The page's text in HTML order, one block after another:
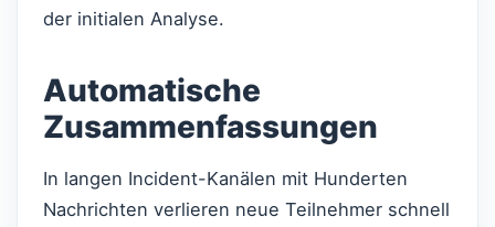
der initialen Analyse.
Automatische
Zusammenfassungen
In langen Incident-Kanälen mit Hunderten
Nachrichten verlieren neue Teilnehmer schnell